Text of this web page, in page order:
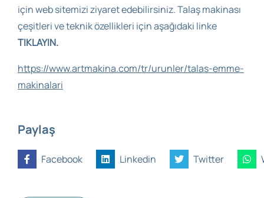
için web sitemizi ziyaret edebilirsiniz. Talaş makinası
çeşitleri ve teknik özellikleri için aşağıdaki linke
TIKLAYIN.
https://www.artmakina.com/tr/urunler/talas-emme-
makinalari
Paylaş
Facebook Linkedin Twitter